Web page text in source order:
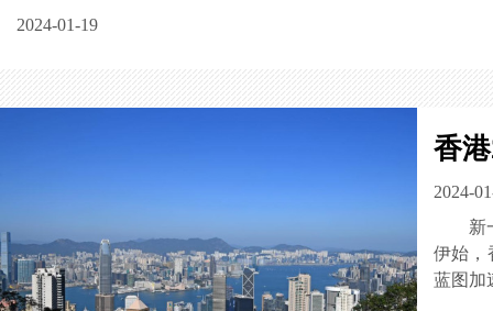
2024-01-19
香
2024-
新
伊始，
蓝图加